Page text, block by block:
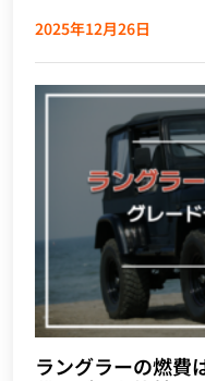
2025年12月26日
ラングラーの燃費